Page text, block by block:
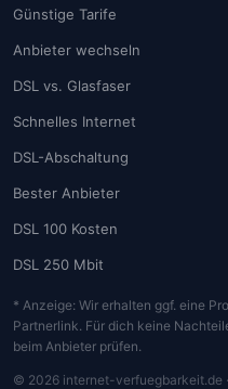
Günstige Tarife
Anbieter wechseln
DSL vs. Glasfaser
Schnelles Internet
DSL-Abschaltung
Bester Anbieter
DSL 100 Kosten
DSL 250 Mbit
* Anzeige: Wir erhalten ggf. eine
Partnerlink. Für dich keine
beim Anbieter prüfen.
© 2026 internet-verfuegbarkeit.de